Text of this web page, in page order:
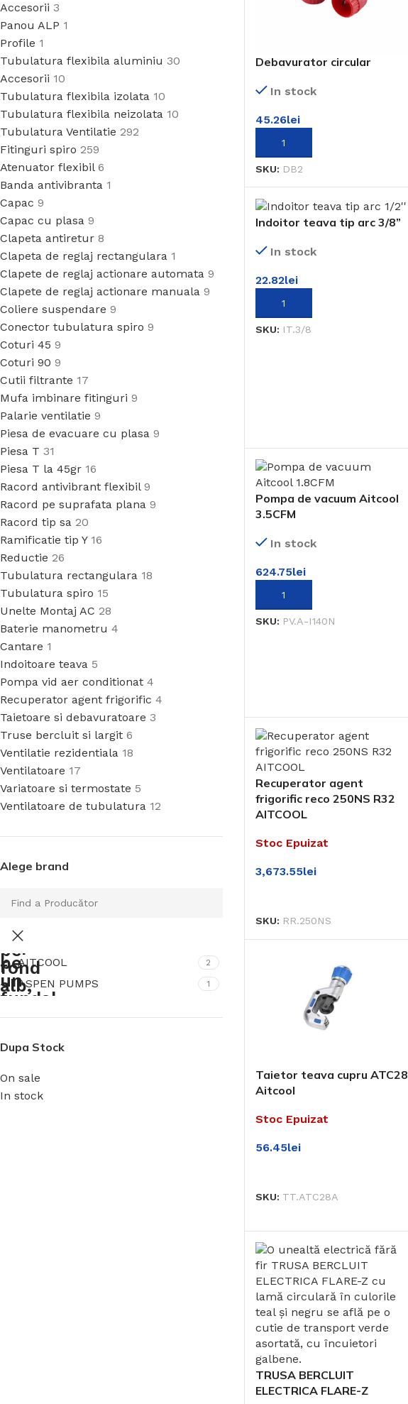
Accesorii 3
Panou ALP 1
Profile 1
Tubulatura flexibila aluminiu 30
Accesorii 10
Tubulatura flexibila izolata 10
Tubulatura flexibila neizolata 10
Tubulatura Ventilatie 292
Fitinguri spiro 259
Atenuator flexibil 6
Banda antivibranta 1
Capac 9
Capac cu plasa 9
Clapeta antiretur 8
Clapeta de reglaj rectangulara 1
Clapete de reglaj actionare automata 9
Clapete de reglaj actionare manuala 9
Coliere suspendare 9
Conector tubulatura spiro 9
Coturi 45 9
Coturi 90 9
Cutii filtrante 17
Mufa imbinare fitinguri 9
Palarie ventilatie 9
Piesa de evacuare cu plasa 9
Piesa T 31
Piesa T la 45gr 16
Racord antivibrant flexibil 9
Racord pe suprafata plana 9
Racord tip sa 20
Ramificatie tip Y 16
Reductie 26
Tubulatura rectangulara 18
Tubulatura spiro 15
Unelte Montaj AC 28
Baterie manometru 4
Cantare 1
Indoitoare teava 5
Pompa vid aer conditionat 4
Recuperator agent frigorific 4
Taietoare si debavuratoare 3
Truse bercluit si largit 6
Ventilatie rezidentiala 18
Ventilatoare 17
Variatoare si termostate 5
Ventilatoare de tubulatura 12
Alege brand
AITCOOL 2
ASPEN PUMPS 1
Dupa Stock
On sale
In stock
Debavurator circular
In stock
45.26lei
ADAUGĂ ÎN COȘ
SKU: DB2
Indoitor teava tip arc 3/8”
In stock
22.82lei
ADAUGĂ ÎN COȘ
SKU: IT.3/8
Pompa de vacuum Aitcool
3.5CFM
In stock
624.75lei
ADAUGĂ ÎN COȘ
SKU: PV.A-I140N
Recuperator agent
frigorific reco 250NS R32
AITCOOL
Stoc Epuizat
3,673.55lei
SKU: RR.250NS
Taietor teava cupru ATC28
Aitcool
Stoc Epuizat
56.45lei
SKU: TT.ATC28A
TRUSA BERCLUIT
ELECTRICA FLARE-Z